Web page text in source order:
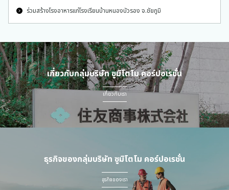
ร่วมสร้างโรงอาหารแก่โรงเรียนบ้านหนองบัวรอง จ.ชัยภูมิ
เกี่ยวกับกลุ่มบริษัท ซูมิโตโม คอร์ปอเรชั่น
เกี่ยวกับเรา
ธุรกิจของกลุ่มบริษัท ซูมิโตโม คอร์ปอเรชั่น
ธุรกิจของเรา